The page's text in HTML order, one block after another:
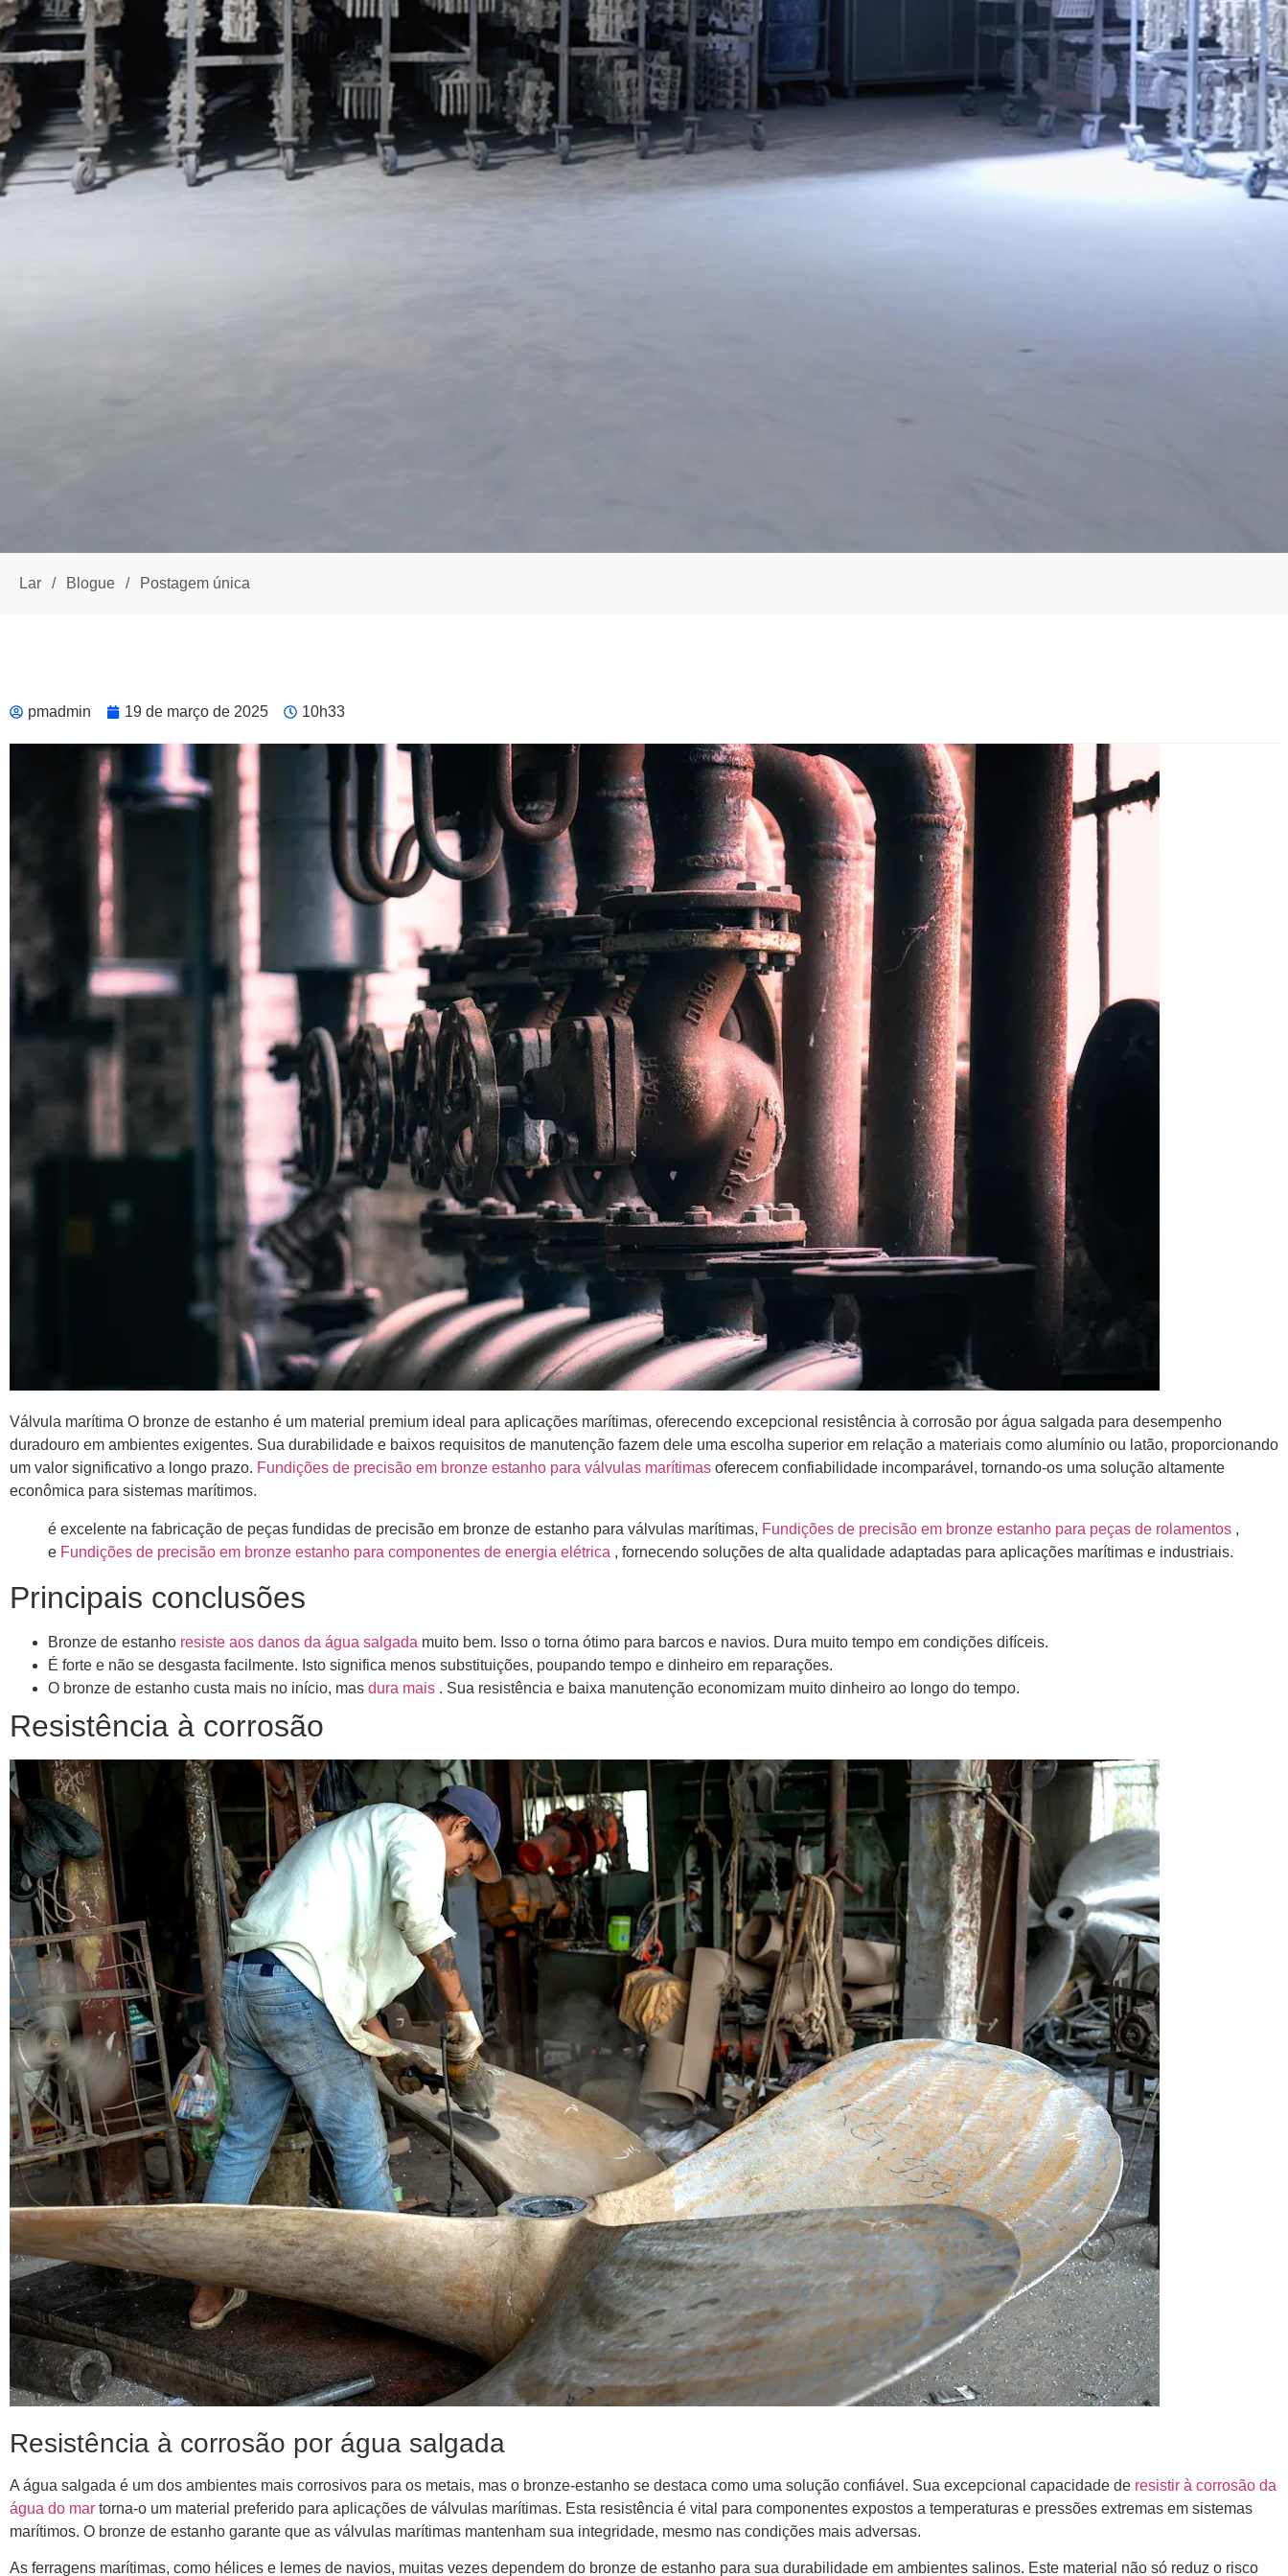
Lar / Blogue / Postagem única
pmadmin 19 de março de 2025 10h33
Válvula marítima O bronze de estanho é um material premium ideal para aplicações marítimas, oferecendo excepcional resistência à corrosão por água salgada para desempenho
duradouro em ambientes exigentes. Sua durabilidade e baixos requisitos de manutenção fazem dele uma escolha superior em relação a materiais como alumínio ou latão, proporcionando
um valor significativo a longo prazo. Fundições de precisão em bronze estanho para válvulas marítimas oferecem confiabilidade incomparável, tornando-os uma solução altamente
econômica para sistemas marítimos.
é excelente na fabricação de peças fundidas de precisão em bronze de estanho para válvulas marítimas, Fundições de precisão em bronze estanho para peças de rolamentos ,
e Fundições de precisão em bronze estanho para componentes de energia elétrica , fornecendo soluções de alta qualidade adaptadas para aplicações marítimas e industriais.
Principais conclusões
Bronze de estanho resiste aos danos da água salgada muito bem. Isso o torna ótimo para barcos e navios. Dura muito tempo em condições difíceis.
É forte e não se desgasta facilmente. Isto significa menos substituições, poupando tempo e dinheiro em reparações.
O bronze de estanho custa mais no início, mas dura mais . Sua resistência e baixa manutenção economizam muito dinheiro ao longo do tempo.
Resistência à corrosão
Resistência à corrosão por água salgada
A água salgada é um dos ambientes mais corrosivos para os metais, mas o bronze-estanho se destaca como uma solução confiável. Sua excepcional capacidade de resistir à corrosão da
água do mar torna-o um material preferido para aplicações de válvulas marítimas. Esta resistência é vital para componentes expostos a temperaturas e pressões extremas em sistemas
marítimos. O bronze de estanho garante que as válvulas marítimas mantenham sua integridade, mesmo nas condições mais adversas.
As ferragens marítimas, como hélices e lemes de navios, muitas vezes dependem do bronze de estanho para sua durabilidade em ambientes salinos. Este material não só reduz o risco